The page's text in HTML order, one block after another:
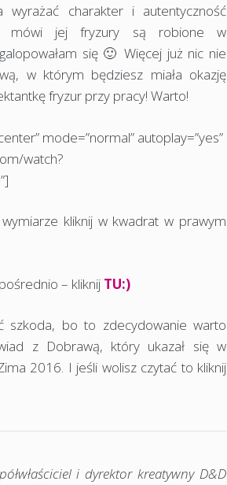
charakter i autentyczność
mówi jej fryzury są robione w
się 🙂 Więcej już nic nie
w którym będziesz miała okazję
fryzur przy pracy! Warto!
mode=”normal” autoplay=”yes”
watch?
kliknij w kwadrat w prawym
– kliknij TU:)
szkoda, bo to zdecydowanie warto
z Dobrawą, który ukazał się w
2016. I jeśli wolisz czytać to kliknij
i dyrektor kreatywny D&D